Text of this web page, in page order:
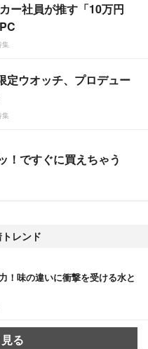
ー社員が推す「10万円
集
定ウオッチ、プロデュー
集
！ですぐに買えちゃう
レンド
！味の違いに衝撃を受ける水と
る